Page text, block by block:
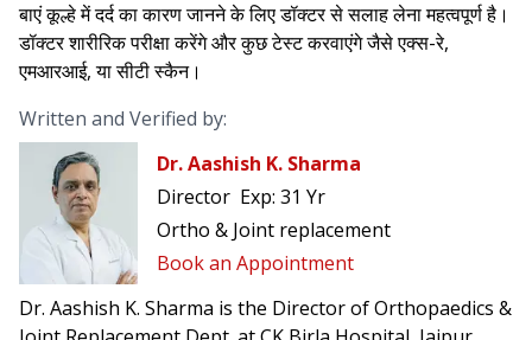
बाएं कूल्हे में दर्द का कारण जानने के लिए डॉक्टर से सलाह लेना महत्वपूर्ण है।
डॉक्टर शारीरिक परीक्षा करेंगे और कुछ टेस्ट करवाएंगे जैसे एक्स-रे,
एमआरआई, या सीटी स्कैन।
Written and Verified by:
Dr. Aashish K. Sharma
Director Exp: 31 Yr
Ortho & Joint replacement
Book an Appointment
Dr. Aashish K. Sharma is the Director of Orthopaedics &